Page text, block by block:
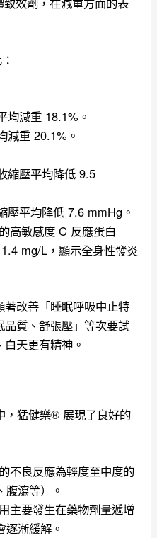
均減重 18.1%。
減重 20.1%。
縮壓平均降低 9.5
壓平均降低 7.6 mmHg。
高敏感度 C 反應蛋白
1.4 mg/L，顯示全身性發炎
改善「睡眠呼吸中止特
質、舒張壓」等次要試
天更有精神。
猛健樂® 展現了良好的
不良反應為輕度至中度的
腹瀉等）。
主要發生在藥物劑量遞增
漸緩解。